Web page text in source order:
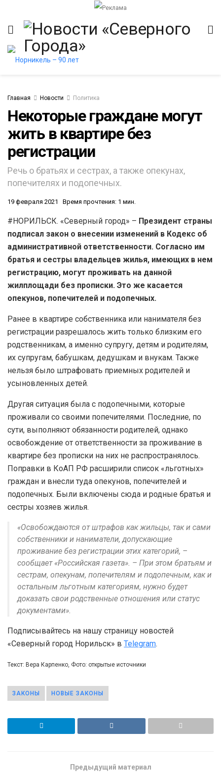
Главная Новости Политика
Некоторые граждане могут
жить в квартире без
регистрации
Речь о братьях и сестрах, а также опекунах,
попечителях и подопечных.
19 февраля 2021 Время прочтения: 1 мин.
#НОРИЛЬСК. «Северный город» – Президент страны
подписал закон о внесении изменений в Кодекс об
административной ответственности. Согласно им
братья и сестры владельцев жилья, имеющих в нем
регистрацию, могут проживать на данной
жилплощади без прописки. Это же касается
опекунов, попечителей и подопечных.
Ранее в квартире собственника или нанимателя без
регистрации разрешалось жить только близким его
родственникам, а именно супругу, детям и родителям,
их супругам, бабушкам, дедушкам и внукам. Также
нельзя было штрафовать приемных родителей и
усыновленных детей.
Другая ситуация была с подопечными, которые
проживали со своими попечителями. Последние, по
сути, выполняют обязанности родителей, однако
освобождение от ответственности за проживание в
квартире без прописки на них не распространялось.
Поправки в КоАП РФ расширили список «льготных»
граждан и внесли туда опекунов, попечителей и
подопечных. Были включены сюда и родные братья и
сестры хозяев жилья.
«Освобождаются от штрафов как жильцы, так и сами
собственники и наниматели, допускающие
проживание без регистрации этих категорий, –
сообщает «Российская газета». – При этом братьям и
сестрам, опекунам, попечителям и подопечным, как и
остальным льготным категориям, нужно будет
доказать свои родственные отношения или статус
документами».
Подписывайтесь на нашу страницу новостей
«Северный город Норильск» в Telegram.
Текст: Вера Карпенко, Фото: открытые источники
ЗАКОНЫ НОВЫЕ ЗАКОНЫ
Предыдущий материал